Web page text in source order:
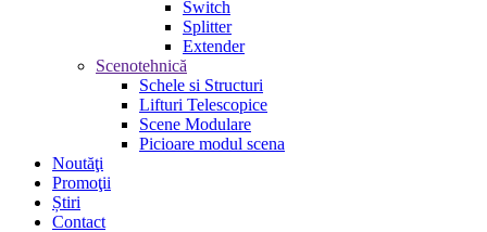
Switch
Splitter
Extender
Scenotehnică
Schele si Structuri
Lifturi Telescopice
Scene Modulare
Picioare modul scena
Noutăţi
Promoţii
Știri
Contact